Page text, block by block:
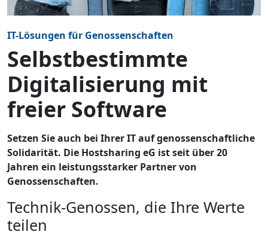
IT-Lösungen für Genossenschaften
Selbstbestimmte
Digitalisierung mit
freier Software
Setzen Sie auch bei Ihrer IT auf genossenschaftliche
Solidarität. Die Hostsharing eG ist seit über 20
Jahren ein leistungsstarker Partner von
Genossenschaften.
Technik-Genossen, die Ihre Werte
teilen